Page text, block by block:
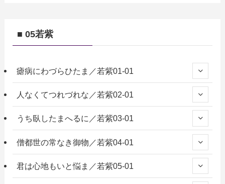
■ 05若紫
瘧病にわづらひたま／若紫01-01
人なくてつれづれな／若紫02-01
うち臥したまへるに／若紫03-01
僧都世の常なき御物／若紫04-01
君は心地もいと悩ま／若紫05-01